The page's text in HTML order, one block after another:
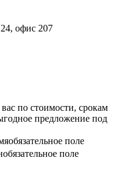
офис 207
по стоимости, срокам
предложение под
обязательное поле
обязательное поле